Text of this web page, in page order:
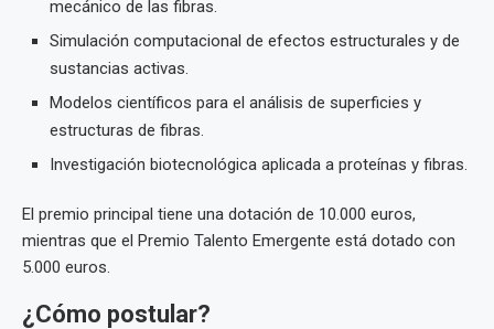
mecánico de las fibras.
Simulación computacional de efectos estructurales y de
sustancias activas.
Modelos científicos para el análisis de superficies y
estructuras de fibras.
Investigación biotecnológica aplicada a proteínas y fibras.
El premio principal tiene una dotación de 10.000 euros,
mientras que el Premio Talento Emergente está dotado con
5.000 euros.
¿Cómo postular?